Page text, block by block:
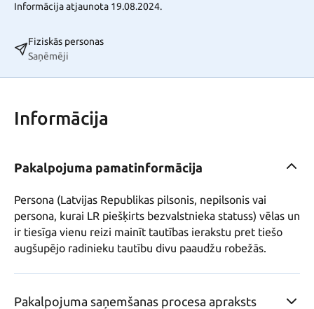
Informācija atjaunota 19.08.2024.
Fiziskās personas
Saņēmēji
Informācija
Pakalpojuma pamatinformācija
Persona (Latvijas Republikas pilsonis, nepilsonis vai
persona, kurai LR piešķirts bezvalstnieka statuss) vēlas un
ir tiesīga vienu reizi mainīt tautības ierakstu pret tiešo
augšupējo radinieku tautību divu paaudžu robežās.
Pakalpojuma saņemšanas procesa apraksts